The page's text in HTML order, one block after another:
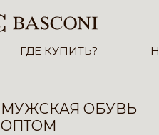
ГДЕ КУПИТЬ?
МУЖСКАЯ ОБУВЬ
ОПТОМ